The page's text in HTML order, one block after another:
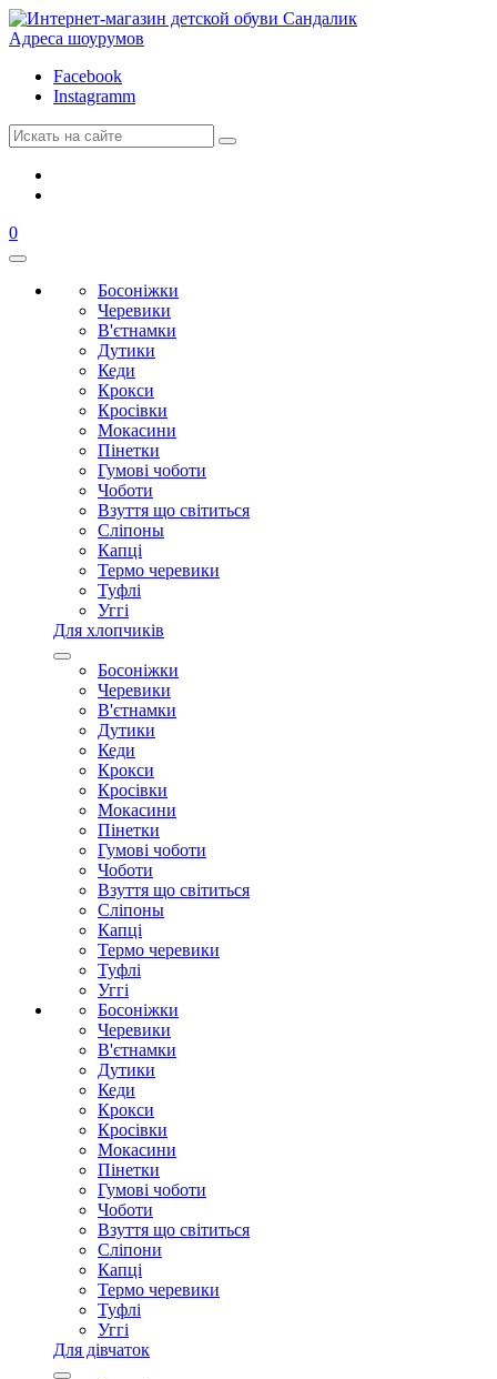
Адреса шоурумов
Facebook
Instagramm
0
Босоніжки
Черевики
В'єтнамки
Дутики
Кеди
Крокси
Кросівки
Мокасини
Пінетки
Гумові чоботи
Чоботи
Взуття що світиться
Сліпоны
Капці
Термо черевики
Туфлі
Уггі
Для хлопчиків
Босоніжки
Черевики
В'єтнамки
Дутики
Кеди
Крокси
Кросівки
Мокасини
Пінетки
Гумові чоботи
Чоботи
Взуття що світиться
Сліпоны
Капці
Термо черевики
Туфлі
Уггі
Босоніжки
Черевики
В'єтнамки
Дутики
Кеди
Крокси
Кросівки
Мокасини
Пінетки
Гумові чоботи
Чоботи
Взуття що світиться
Сліпони
Капці
Термо черевики
Туфлі
Уггі
Для дівчаток